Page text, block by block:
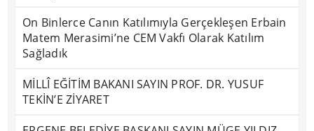
On Binlerce Canın Katılımıyla Gerçekleşen Erbain
Matem Merasimi’ne CEM Vakfı Olarak Katılım
Sağladık
MİLLÎ EĞİTİM BAKANI SAYIN PROF. DR. YUSUF
TEKİN’E ZİYARET